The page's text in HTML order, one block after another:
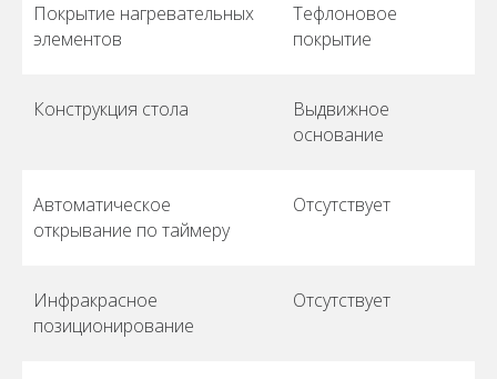
Покрытие нагревательных
элементов
Тефлоновое
покрытие
Конструкция стола
Выдвижное
основание
Автоматическое
открывание по таймеру
Отсутствует
Инфракрасное
позиционирование
Отсутствует